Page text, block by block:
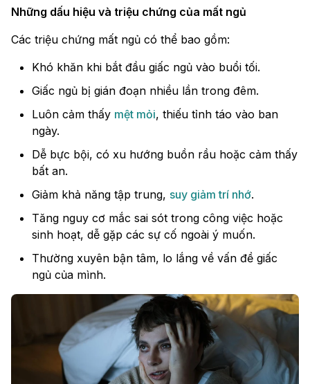
Những dấu hiệu và triệu chứng của mất ngủ
Các triệu chứng mất ngủ có thể bao gồm:
Khó khăn khi bắt đầu giấc ngủ vào buổi tối.
Giấc ngủ bị gián đoạn nhiều lần trong đêm.
Luôn cảm thấy mệt mỏi, thiếu tỉnh táo vào ban
ngày.
Dễ bực bội, có xu hướng buồn rầu hoặc cảm thấy
bất an.
Giảm khả năng tập trung, suy giảm trí nhớ.
Tăng nguy cơ mắc sai sót trong công việc hoặc
sinh hoạt, dễ gặp các sự cố ngoài ý muốn.
Thường xuyên bận tâm, lo lắng về vấn đề giấc
ngủ của mình.